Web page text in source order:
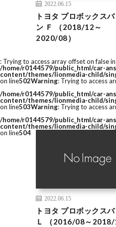
2022.06.15
トヨタ プロボックスバ
ン Ｆ （2018/12～
2020/08）
: Trying to access array offset on false in
/home/r0144579/public_html/car-
content/themes/lionmedia-child/
on line502Warning: Trying to access
/home/r0144579/public_html/car-
content/themes/lionmedia-child/
on line503Warning: Trying to access
/home/r0144579/public_html/car-
content/themes/lionmedia-child/
on line504
2022.06.15
トヨタ プロボックスバ
Ｌ （2016/08～2018/